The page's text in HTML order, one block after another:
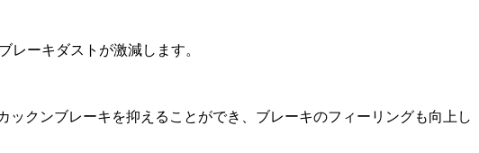
レーキダストが激減します。
クンブレーキを抑えることができ、ブレーキのフィーリングも向上し